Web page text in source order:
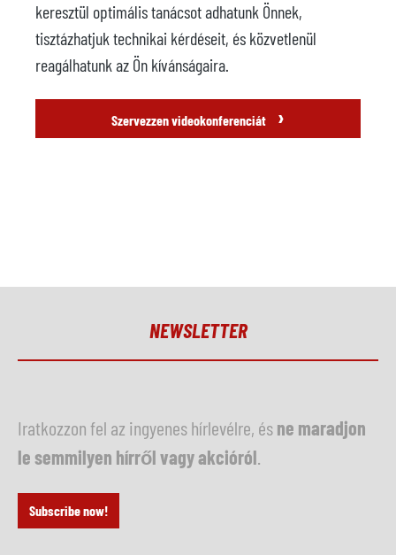
keresztül optimális tanácsot adhatunk Önnek,
tisztázhatjuk technikai kérdéseit, és közvetlenül
reagálhatunk az Ön kívánságaira.
Szervezzen videokonferenciát ›
NEWSLETTER
Iratkozzon fel az ingyenes hírlevélre, ésne maradjon
le semmilyen hírről vagy akcióról
Subscribe now!